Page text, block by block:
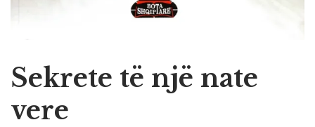
Sekrete të një nate
vere